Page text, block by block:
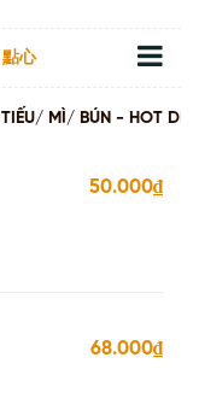
心
TIẾU/ MÌ/ BÚN - HOT
50.000₫
68.000₫